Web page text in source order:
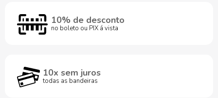
10% de desconto
no boleto ou PIX á vista
10x sem juros
todas as bandeiras